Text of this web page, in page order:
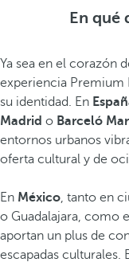
En qué
Ya sea en el corazón
experiencia Premium
su identidad. En
Madrid o Barceló
entornos urbanos
oferta cultural y de
En México, tanto en
o Guadalajara, como
aportan un plus de
escapadas culturales.